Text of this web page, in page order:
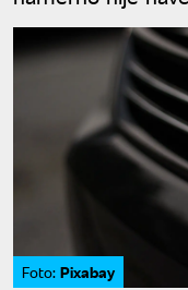
Foto: Pixabay